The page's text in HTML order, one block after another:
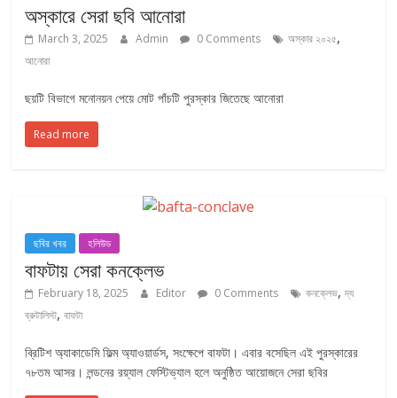
অস্কারে সেরা ছবি আনোরা
March 3, 2025 Admin 0 Comments অস্কার ২০২৫,
আনোরা
ছয়টি বিভাগে মনোনয়ন পেয়ে মোট পাঁচটি পুরস্কার জিতেছে আনোরা
Read more
ছবির খবর হলিউড
বাফটায় সেরা কনক্লেভ
February 18, 2025 Editor 0 Comments কনক্লেভ,দ্য
ব্রুটালিস্ট,বাফটা
ব্রিটিশ অ্যাকাডেমি ফিল্ম অ্যাওয়ার্ডস, সংক্ষেপে বাফটা। এবার বসেছিল এই পুরস্কারের
৭৮তম আসর। লন্ডনের রয়্যাল ফেস্টিভ্যাল হলে অনুষ্ঠিত আয়োজনে সেরা ছবির